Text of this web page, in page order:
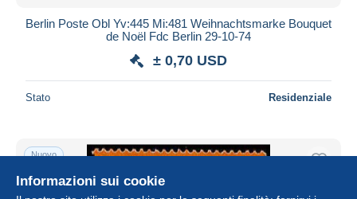
Berlin Poste Obl Yv:445 Mi:481 Weihnachtsmarke Bouquet
de Noël Fdc Berlin 29-10-74
± 0,70 USD
Stato Residenziale
Nuovo
Informazioni sui cookie